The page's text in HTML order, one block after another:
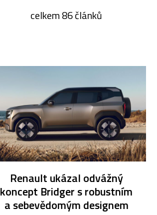
celkem 86 článků
Renault ukázal odvážný
koncept Bridger s robustním
a sebevědomým designem